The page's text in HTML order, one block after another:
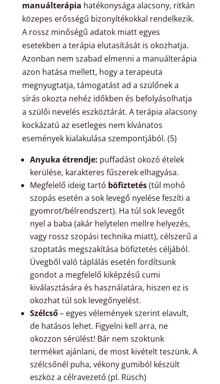
manuálterápia hatékonysága alacsony, ritkán
közepes erősségű bizonyítékokkal rendelkezik.
A rossz minőségű adatok miatt egyes
esetekben a terápia elutasítását is okozhatja.
Azonban nem szabad elmenni a manuálterápia
azon hatása mellett, hogy a terapeuta
megnyugtatja, támogatást ad a szülőnek a
sírás okozta nehéz időkben és befolyásolhatja
a szülői nevelés eszköztárát. A terápia alacsony
kockázatú az esetleges nem kívánatos
események kialakulása szempontjából. (5)
Anyuka étrendje: puffadást okozó ételek
kerülése, karakteres fűszerek elhagyása.
Megfelelő ideig tartó böfiztetés(túl mohó
szopás esetén a sok levegő nyelése feszíti a
gyomrot/bélrendszert). Ha túl sok levegőt
nyel a baba (akár helytelen mellre helyezés,
vagy rossz szopási technika miatt), célszerű a
szoptatás megszakítása böfiztetés céljából.
Üvegből való táplálás esetén fordítsunk
gondot a megfelelő kiképzésű cumi
kiválasztására és használatára, hiszen ez is
okozhat túl sok levegőnyelést.
Szélcső– egyes vélemények szerint elavult,
de hatásos lehet. Figyelni kell arra, ne
okozzon sérülést! Bár nem szoktunk
terméket ajánlani, de most kivételt teszünk. A
szélcsőnél puha, vékony gumiból készült
eszköz a célravezető (pl. Rüsch)